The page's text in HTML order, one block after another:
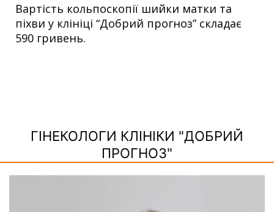
Вартість кольпоскопії шийки матки та
піхви у клініці “Добрий прогноз” складає
590 гривень.
ГІНЕКОЛОГИ КЛІНІКИ "ДОБРИЙ
ПРОГНОЗ"